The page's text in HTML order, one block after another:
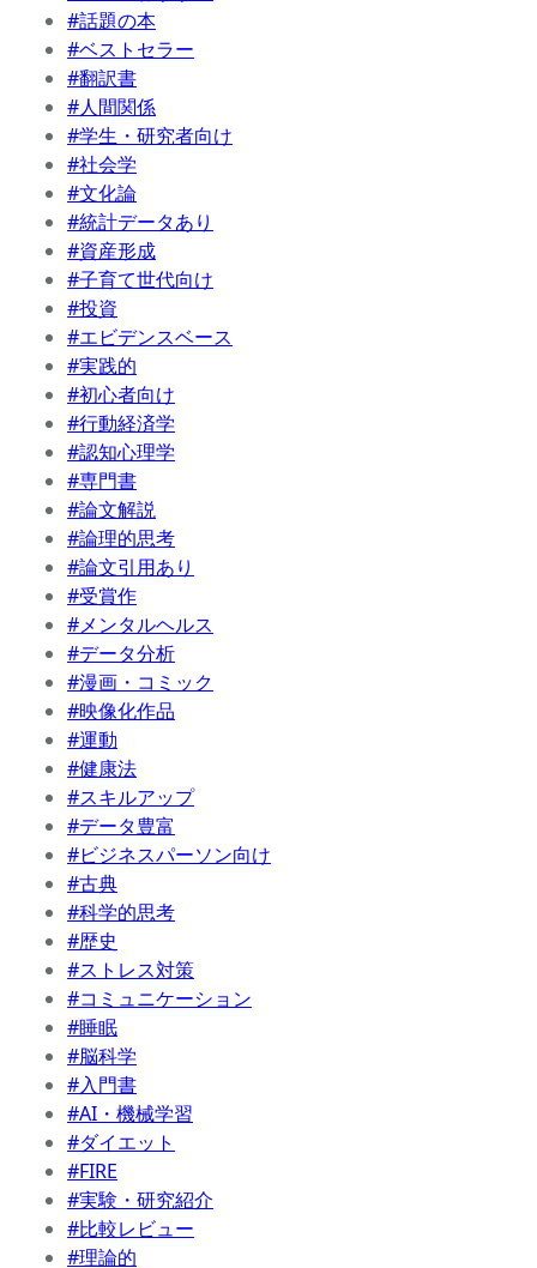
#話題の本
#ベストセラー
#翻訳書
#人間関係
#学生・研究者向け
#社会学
#文化論
#統計データあり
#資産形成
#子育て世代向け
#投資
#エビデンスベース
#実践的
#初心者向け
#行動経済学
#認知心理学
#専門書
#論文解説
#論理的思考
#論文引用あり
#受賞作
#メンタルヘルス
#データ分析
#漫画・コミック
#映像化作品
#運動
#健康法
#スキルアップ
#データ豊富
#ビジネスパーソン向け
#古典
#科学的思考
#歴史
#ストレス対策
#コミュニケーション
#睡眠
#脳科学
#入門書
#AI・機械学習
#ダイエット
#FIRE
#実験・研究紹介
#比較レビュー
#理論的